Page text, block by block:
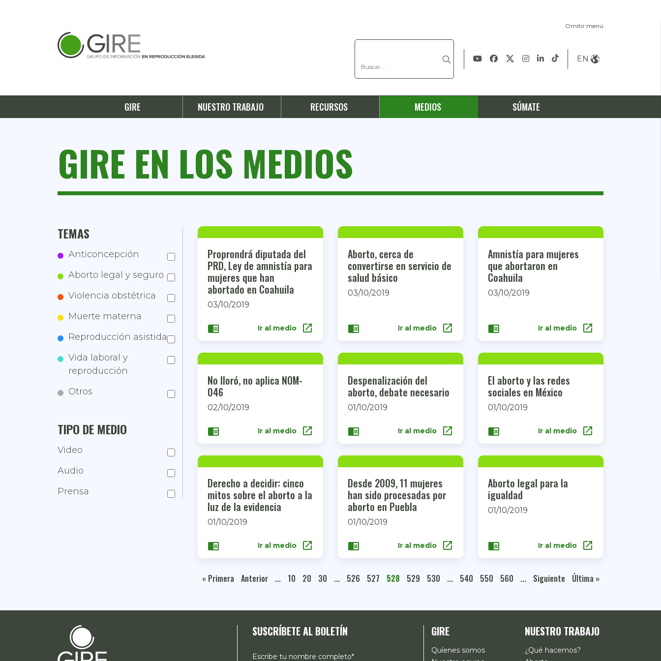
Omitir menú
EN
GIRE NUESTRO TRABAJO RECURSOS MEDIOS SÚMATE
GIRE EN LOS MEDIOS
TEMAS
Anticoncepción
Aborto legal y seguro
Violencia obstétrica
Muerte materna
Reproducción asistida
Vida laboral y
reproducción
Otros
TIPO DE MEDIO
Video
Audio
Prensa
Proprondrá diputada del
PRD, Ley de amnistía para
mujeres que han
abortado en Coahuila
03/10/2019
chrome_reader_mode Ir al medio open_in_new
Aborto, cerca de
convertirse en servicio de
salud básico
03/10/2019
chrome_reader_mode Ir al medio open_in_new
Amnistía para mujeres
que abortaron en
Coahuila
03/10/2019
chrome_reader_mode Ir al medio open_in_new
No lloró, no aplica NOM-
046
02/10/2019
chrome_reader_mode Ir al medio open_in_new
Despenalización del
aborto, debate necesario
01/10/2019
chrome_reader_mode Ir al medio open_in_new
El aborto y las redes
sociales en México
01/10/2019
chrome_reader_mode Ir al medio open_in_new
Derecho a decidir: cinco
mitos sobre el aborto a la
luz de la evidencia
01/10/2019
chrome_reader_mode Ir al medio open_in_new
Desde 2009, 11 mujeres
han sido procesadas por
aborto en Puebla
01/10/2019
chrome_reader_mode Ir al medio open_in_new
Aborto legal para la
igualdad
01/10/2019
chrome_reader_mode Ir al medio open_in_new
« Primera Anterior ... 10 20 30 ... 526 527 528 529 530 ... 540 550 560 ... Siguiente Última »
SUSCRÍBETE AL BOLETÍN
Escribe tu nombre completo*
GIRE
Quíenes somos
NUESTRO TRABAJO
¿Qué hacemos?